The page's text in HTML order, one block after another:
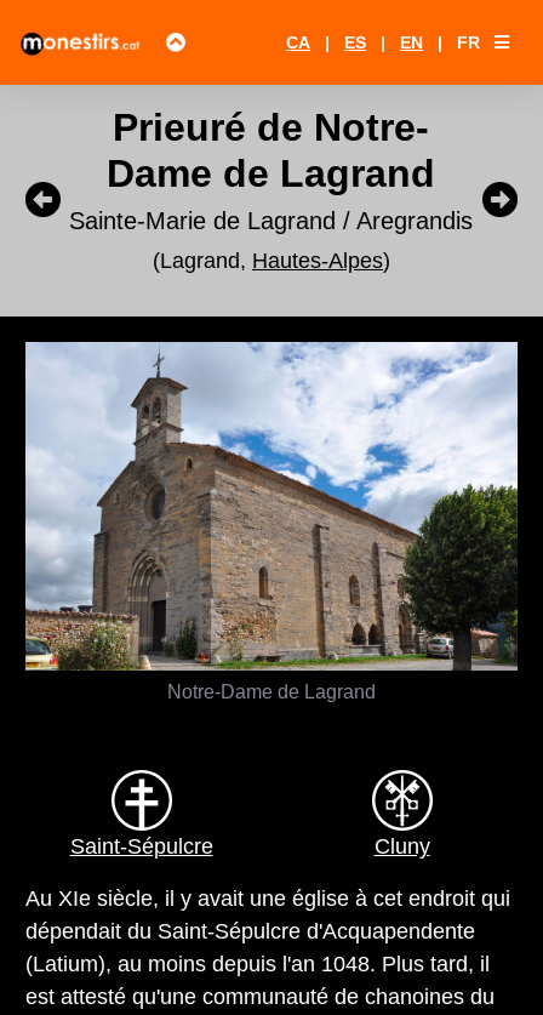
CA | ES | EN | FR
Prieuré de Notre-
Dame de Lagrand
Sainte-Marie de Lagrand / Aregrandis
(Lagrand, Hautes-Alpes)
Notre-Dame de Lagrand
Saint-Sépulcre Cluny
Au XIe siècle, il y avait une église à cet endroit qui
dépendait du Saint-Sépulcre d'Acquapendente
(Latium), au moins depuis l'an 1048. Plus tard, il
est attesté qu'une communauté de chanoines du